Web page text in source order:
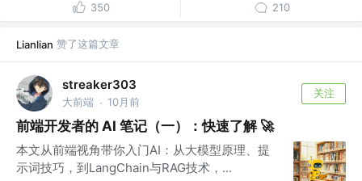
350 210
Lianlian 赞了这篇文章
streaker303
大前端 · 10月前
关注
前端开发者的 AI 笔记（一）：快速了解 🚀
本文从前端视角带你入门AI：从大模型原理、提
示词技巧，到LangChain与RAG技术，...